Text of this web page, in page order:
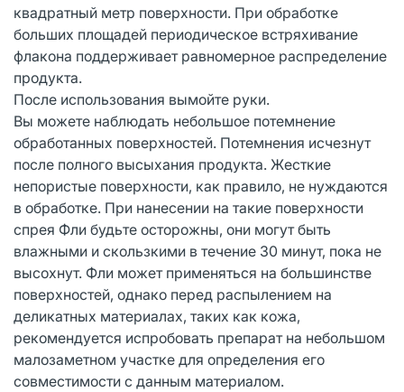
квадратный метр поверхности. При обработке
больших площадей периодическое встряхивание
флакона поддерживает равномерное распределение
продукта.
После использования вымойте руки.
Вы можете наблюдать небольшое потемнение
обработанных поверхностей. Потемнения исчезнут
после полного высыхания продукта. Жесткие
непористые поверхности, как правило, не нуждаются
в обработке. При нанесении на такие поверхности
спрея Фли будьте осторожны, они могут быть
влажными и скользкими в течение 30 минут, пока не
высохнут. Фли может применяться на большинстве
поверхностей, однако перед распылением на
деликатных материалах, таких как кожа,
рекомендуется испробовать препарат на небольшом
малозаметном участке для определения его
совместимости с данным материалом.